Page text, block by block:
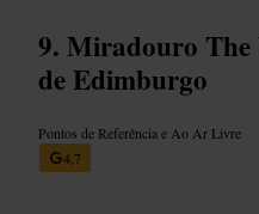
Miradouro The
de Edimburgo
Pontos de Referência e Ao Ar Livre
4,7